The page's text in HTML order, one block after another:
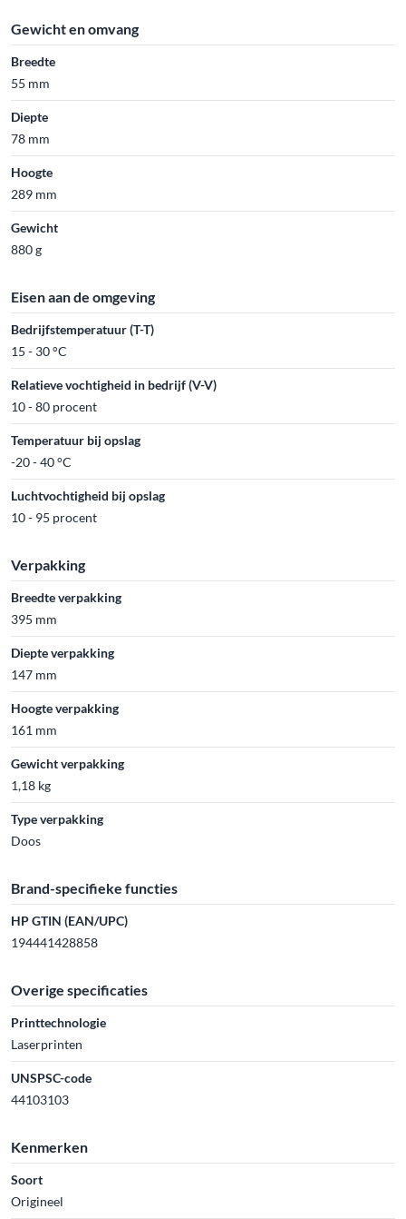
Gewicht en omvang
Breedte
55 mm
Diepte
78 mm
Hoogte
289 mm
Gewicht
880 g
Eisen aan de omgeving
Bedrijfstemperatuur (T-T)
15 - 30 °C
Relatieve vochtigheid in bedrijf (V-V)
10 - 80 procent
Temperatuur bij opslag
-20 - 40 °C
Luchtvochtigheid bij opslag
10 - 95 procent
Verpakking
Breedte verpakking
395 mm
Diepte verpakking
147 mm
Hoogte verpakking
161 mm
Gewicht verpakking
1,18 kg
Type verpakking
Doos
Brand-specifieke functies
HP GTIN (EAN/UPC)
194441428858
Overige specificaties
Printtechnologie
Laserprinten
UNSPSC-code
44103103
Kenmerken
Soort
Origineel